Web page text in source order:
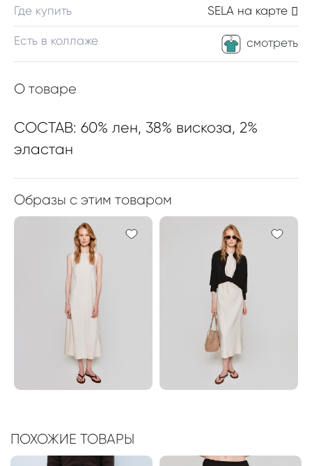
SELA на карте
Где купить
смотреть
Есть в коллаже
О товаре
СОСТАВ: 60% лен, 38% вискоза, 2%
эластан
Образы с этим товаром
ПОХОЖИЕ ТОВАРЫ